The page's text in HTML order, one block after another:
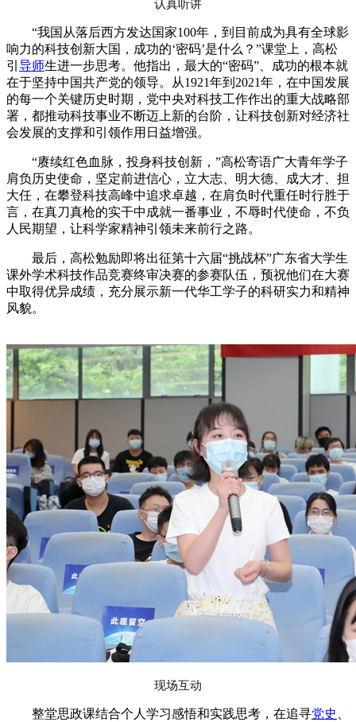
认真听讲
“我国从落后西方发达国家100年，到目前成为具有全球影
响力的科技创新大国，成功的‘密码’是什么？”课堂上，高松
引 导师生进一步思考。他指出，最大的“密码”、成功的根本就
在于坚持中国共产党的领导。从1921年到2021年，在中国发展
的每一个关键历史时期，党中央对科技工作作出的重大战略部
署，都推动科技事业不断迈上新的台阶，让科技创新对经济社
会发展的支撑和引领作用日益增强。
“赓续红色血脉，投身科技创新，”高松寄语广大青年学子
肩负历史使命，坚定前进信心，立大志、明大德、成大才、担
大任，在攀登科技高峰中追求卓越，在肩负时代重任时行胜于
言，在真刀真枪的实干中成就一番事业，不辱时代使命，不负
人民期望，让科学家精神引领未来前行之路。
最后，高松勉励即将出征第十六届“挑战杯”广东省大学生
课外学术科技作品竞赛终审决赛的参赛队伍，预祝他们在大赛
中取得优异成绩，充分展示新一代华工学子的科研实力和精神
风貌。
现场互动
整堂思政课结合个人学习感悟和实践思考，在追寻党史